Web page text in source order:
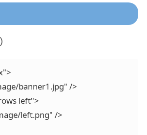
banner1.jpg" />
left">
left.png" />